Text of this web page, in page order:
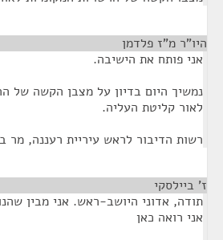
היו"ר מ"ז פלדמן
אני פותח את הישיבה.
נמשיך היום בדיון על מצבן הקשה של
לאור קליטת העליה.
רשות הדיבור לראש עיריית רעננה, מר
ז' ביילסקי
תודה, אדוני היושב-ראש. אני מבין
אני רואה כאן